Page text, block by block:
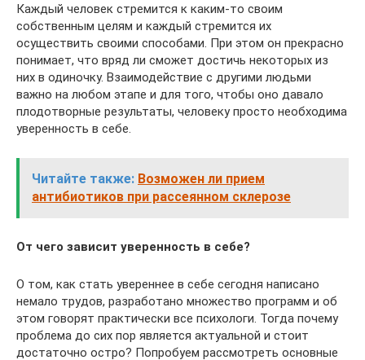
Каждый человек стремится к каким-то своим
собственным целям и каждый стремится их
осуществить своими способами. При этом он прекрасно
понимает, что вряд ли сможет достичь некоторых из
них в одиночку. Взаимодействие с другими людьми
важно на любом этапе и для того, чтобы оно давало
плодотворные результаты, человеку просто необходима
уверенность в себе.
Читайте также: Возможен ли прием
антибиотиков при рассеянном склерозе
От чего зависит уверенность в себе?
О том, как стать увереннее в себе сегодня написано
немало трудов, разработано множество программ и об
этом говорят практически все психологи. Тогда почему
проблема до сих пор является актуальной и стоит
достаточно остро? Попробуем рассмотреть основные